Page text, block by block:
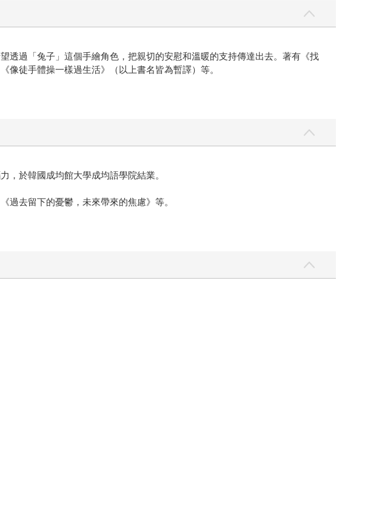
透過「兔子」這個手繪角色，把親切的安慰和溫暖的支持傳達出去。著有《找
徒手體操一樣過生活》（以上書名皆為暫譯）等。
，於韓國成均館大學成均語學院結業。
過去留下的憂鬱，未來帶來的焦慮》等。